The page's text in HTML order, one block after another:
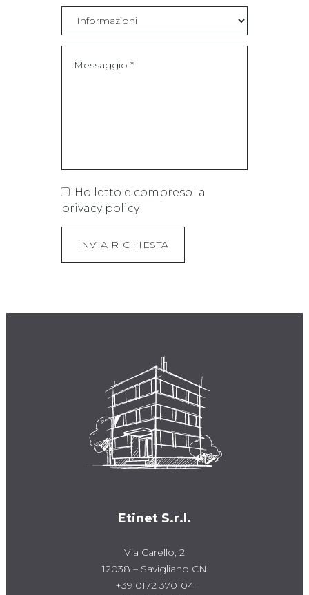
Ho letto e compreso la
privacy policy
Etinet S.r.l.
Via Carello, 2
12038 – Savigliano CN
+39 0172 370104